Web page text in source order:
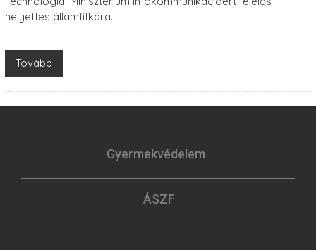
helyettes államtitkára.
Tovább
Gyermekvédelem
ÁSZF